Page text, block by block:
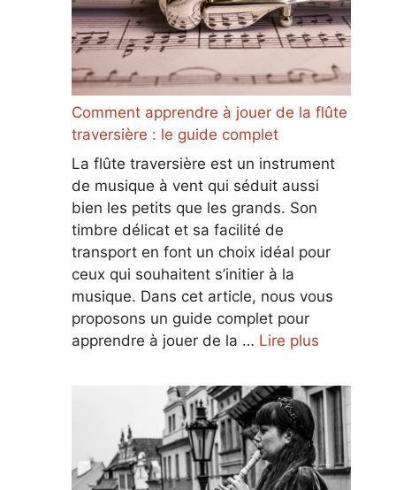
Comment apprendre à jouer de la flûte
traversière : le guide complet
La flûte traversière est un instrument
de musique à vent qui séduit aussi
bien les petits que les grands. Son
timbre délicat et sa facilité de
transport en font un choix idéal pour
ceux qui souhaitent s’initier à la
musique. Dans cet article, nous vous
proposons un guide complet pour
apprendre à jouer de la … Lire plus